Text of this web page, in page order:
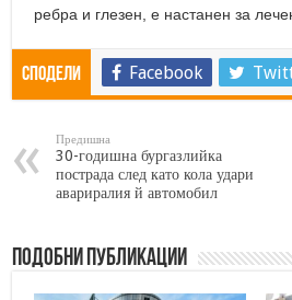
ребра и глезен, е настанен за
Сподели Facebook
Предишна
30-годишна бургазлийка
пострада след като кола удари
авариралия й автомобил
Подобни публикации